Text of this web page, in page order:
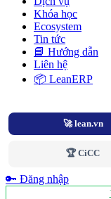
Khóa học
Ecosystem
Tin tức
📘 Hướng dẫn
Liên hệ
📦 LeanERP
🚀 lean.vn
🏆 CiCC
🔑 Đăng nhập